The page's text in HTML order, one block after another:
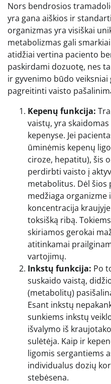
Nors bendrosios
yra gana aiškios ir
organizmas yra visiškai
metabolizmas gali
atidžiai vertina paciento
paskirdami dozuotę, nes
ir gyvenimo būdo
pagreitinti vaisto
Kepenų funkcija:
vaistų, yra
kepenyse. Jei
ūminėmis kepenų
ciroze, hepatitu), šis
perdirbti vaisto į
metabolitus. Dėl šios
medžiaga organizme
koncentracija
toksišką ribą.
skiriamos gerokai
atitinkamai
vartojimų.
Inkstų funkcija: Po
suskaido vaistą,
(metabolitų)
Esant inkstų
sunkiems inkstų
išvalymo iš
sulėtėja. Kaip ir
ligomis sergantiems
individualus dozių
stebėsena.